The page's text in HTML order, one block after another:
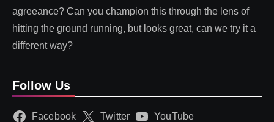
agreeance? Can you champion this through the lens of
hitting the ground running, but looks great, can we try it a
different way?
Follow Us
Facebook Twitter
YouTube